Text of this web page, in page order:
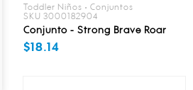
Toddler Niños • Conjuntos
SKU 3000182904
Conjunto - Strong Brave Roar
$18.14